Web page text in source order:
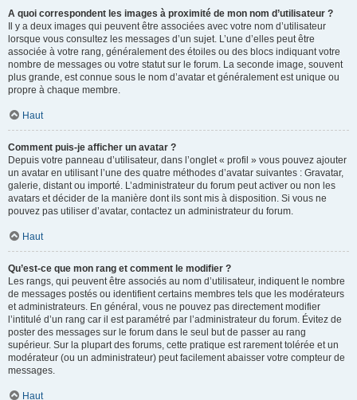
A quoi correspondent les images à proximité de mon nom d’utilisateur ?
Il y a deux images qui peuvent être associées avec votre nom d’utilisateur
lorsque vous consultez les messages d’un sujet. L’une d’elles peut être
associée à votre rang, généralement des étoiles ou des blocs indiquant votre
nombre de messages ou votre statut sur le forum. La seconde image, souvent
plus grande, est connue sous le nom d’avatar et généralement est unique ou
propre à chaque membre.
Haut
Comment puis-je afficher un avatar ?
Depuis votre panneau d’utilisateur, dans l’onglet « profil » vous pouvez ajouter
un avatar en utilisant l’une des quatre méthodes d’avatar suivantes : Gravatar,
galerie, distant ou importé. L’administrateur du forum peut activer ou non les
avatars et décider de la manière dont ils sont mis à disposition. Si vous ne
pouvez pas utiliser d’avatar, contactez un administrateur du forum.
Haut
Qu’est-ce que mon rang et comment le modifier ?
Les rangs, qui peuvent être associés au nom d’utilisateur, indiquent le nombre
de messages postés ou identifient certains membres tels que les modérateurs
et administrateurs. En général, vous ne pouvez pas directement modifier
l’intitulé d’un rang car il est paramétré par l’administrateur du forum. Évitez de
poster des messages sur le forum dans le seul but de passer au rang
supérieur. Sur la plupart des forums, cette pratique est rarement tolérée et un
modérateur (ou un administrateur) peut facilement abaisser votre compteur de
messages.
Haut